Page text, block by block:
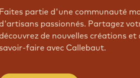
Faites partie d'une communauté
d'artisans passionnés. Partagez
découvrez de nouvelles créations et
savoir-faire avec Callebaut.